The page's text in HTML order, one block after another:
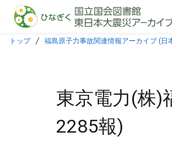
本文に飛ぶ
トップ 福島原子力事故関連情報アーカイブ (日
東京電力(株)
2285報)